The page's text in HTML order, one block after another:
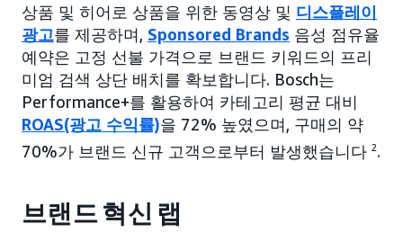
상품 및 히어로 상품을 위한 동영상 및 디스플레이
광고를 제공하며, Sponsored Brands 음성 점유율
예약은 고정 선불 가격으로 브랜드 키워드의 프리
미엄 검색 상단 배치를 확보합니다. Bosch는
Performance+를 활용하여 카테고리 평균 대비
ROAS(광고 수익률)을 72% 높였으며, 구매의 약
70%가 브랜드 신규 고객으로부터 발생했습니다 2.
브랜드 혁신 랩